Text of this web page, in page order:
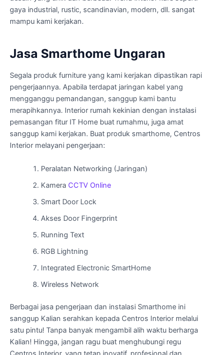
gaya industrial, rustic, scandinavian, modern, dll. sangat
mampu kami kerjakan.
Jasa Smarthome Ungaran
Segala produk furniture yang kami kerjakan dipastikan rapi
pengerjaannya. Apabila terdapat jaringan kabel yang
mengganggu pemandangan, sanggup kami bantu
merapihkannya. Interior rumah kekinian dengan instalasi
pemasangan fitur IT Home buat rumahmu, juga amat
sanggup kami kerjakan. Buat produk smarthome, Centros
Interior melayani pengerjaan:
Peralatan Networking (Jaringan)
Kamera CCTV Online
Smart Door Lock
Akses Door Fingerprint
Running Text
RGB Lightning
Integrated Electronic SmartHome
Wireless Network
Berbagai jasa pengerjaan dan instalasi Smarthome ini
sanggup Kalian serahkan kepada Centros Interior melalui
satu pintu! Tanpa banyak mengambil alih waktu berharga
Kalian! Hingga, jangan ragu buat menghubungi regu